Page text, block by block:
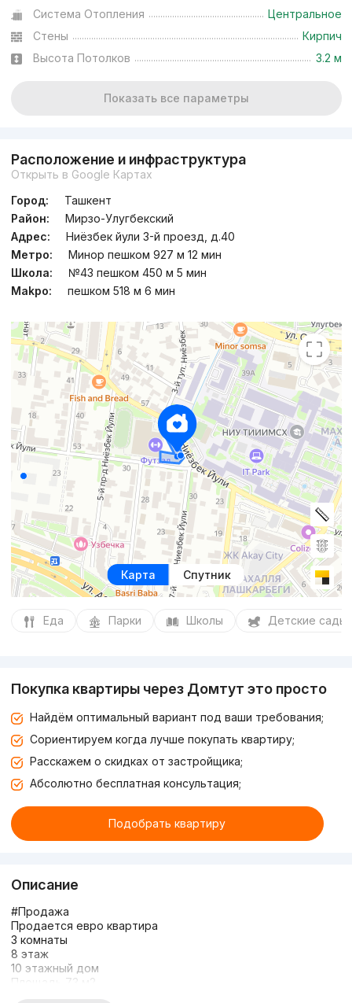
Система Отопления
Центральное
Стены
Кирпич
Высота Потолков
3.2 м
Показать все параметры
Расположение и инфраструктура
Открыть в Google Картах
Город:
Ташкент
Район:
Мирзо-Улугбекский
Адрес:
Ниёзбек йули 3-й проезд, д.40
Метро:
Минор пешком 927 м 12 мин
Школа:
№43 пешком 450 м 5 мин
Мakpo:
пешком 518 м 6 мин
Карта Спутник
Еда Парки Школы Детские сады
Покупка квартиры через Домтут это просто
Найдём оптимальный вариант под ваши требования;
Сориентируем когда лучше покупать квартиру;
Расскажем о скидках от застройщика;
Абсолютно бесплатная консультация;
Подобрать квартиру
Описание
#Продажа
Продается евро квартира
3 комнаты
8 этаж
10 этажный дом
Площадь 73 м2